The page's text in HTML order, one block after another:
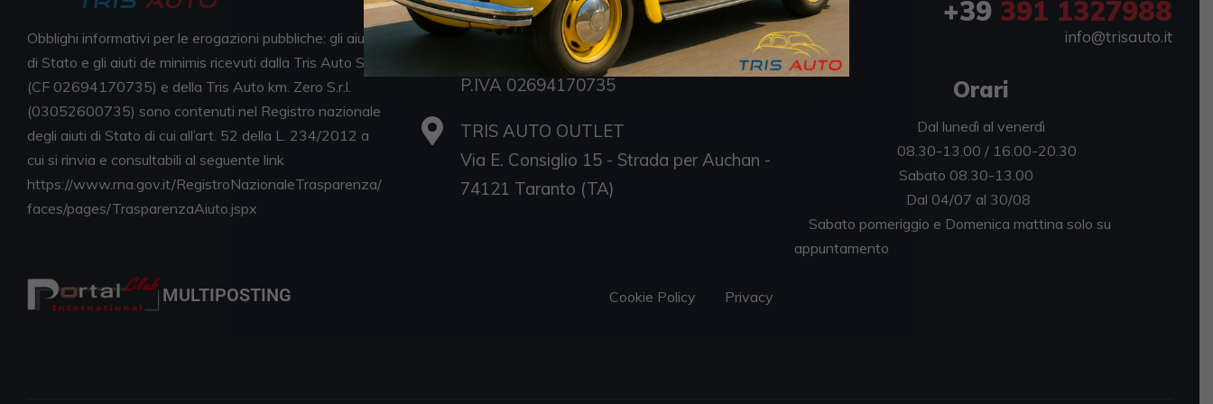
Obblighi informativi per le erogazioni pubbliche: gli aiuti
di Stato e gli aiuti de minimis ricevuti dalla Tris Auto S.r.l.
(CF 02694170735) e della Tris Auto km. Zero S.r.l.
(03052600735) sono contenuti nel Registro nazionale
degli aiuti di Stato di cui all’art. 52 della L. 234/2012 a
cui si rinvia e consultabili al seguente link
https://www.rna.gov.it/RegistroNazionaleTrasparenza/
faces/pages/TrasparenzaAiuto.jspx
Via E. Consiglio 7 - Strada per Auchan -
74121 Taranto (TA)
P.IVA 02694170735
TRIS AUTO OUTLET
Via E. Consiglio 15 - Strada per Auchan -
74121 Taranto (TA)
+39391 1327988
info@trisauto.it
Orari
Dal lunedì al venerdì
08.30-13.00 / 16.00-20.30
Sabato 08.30-13.00
Dal 04/07 al 30/08
Sabato pomeriggio e Domenica mattina solo su
appuntamento
MULTIPOSTING Cookie Policy Privacy